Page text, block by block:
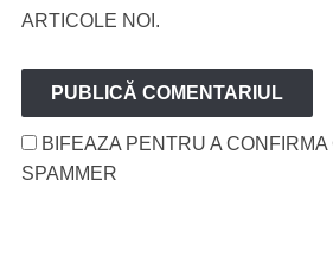
ARTICOLE NOI.
BIFEAZA PENTRU A CONFIRMA
SPAMMER